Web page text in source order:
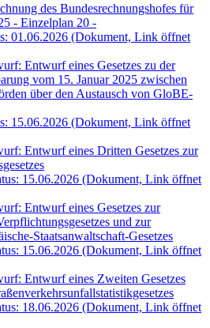
des Bundesrechnungshofes für
- Einzelplan 20 -
01.06.2026 (Dokument, Link öffnet
Entwurf eines Gesetzes zu der
vom 15. Januar 2025 zwischen
über den Austausch von GloBE-
15.06.2026 (Dokument, Link öffnet
Entwurf eines Dritten Gesetzes zur
15.06.2026 (Dokument, Link öffnet
Entwurf eines Gesetzes zur
und zur
Staatsanwaltschaft-Gesetzes
15.06.2026 (Dokument, Link öffnet
Entwurf eines Zweiten Gesetzes
18.06.2026 (Dokument, Link öffnet